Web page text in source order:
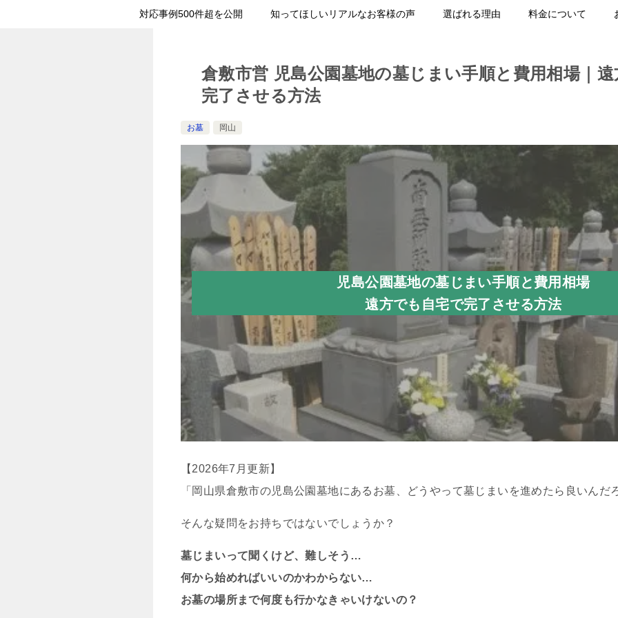
対応事例500件超を公開 知ってほしいリアルなお客様の声 選ばれる理由 料金について
倉敷市営 児島公園墓地の墓じまい手順と費用相場｜
完了させる方法
お墓 岡山
児島公園墓地の墓じまい手順と費用相場
遠方でも自宅で完了させる方法
【2026年7月更新】
「岡山県倉敷市の児島公園墓地にあるお墓、どうやって墓じまいを進めたら良いん
そんな疑問をお持ちではないでしょうか？
墓じまいって聞くけど、難しそう…
何から始めればいいのかわからない…
お墓の場所まで何度も行かなきゃいけないの？